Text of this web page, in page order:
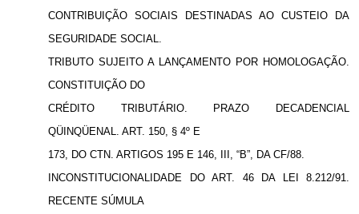
CONTRIBUIÇÃO SOCIAIS DESTINADAS AO CUSTEIO DA
SEGURIDADE SOCIAL.
TRIBUTO SUJEITO A LANÇAMENTO POR HOMOLOGAÇÃO.
CONSTITUIÇÃO DO
CRÉDITO TRIBUTÁRIO. PRAZO DECADENCIAL
QÜINQÜENAL. ART. 150, § 4º E
173, DO CTN. ARTIGOS 195 E 146, III, “B”, DA CF/88.
INCONSTITUCIONALIDADE DO ART. 46 DA LEI 8.212/91.
RECENTE SÚMULA